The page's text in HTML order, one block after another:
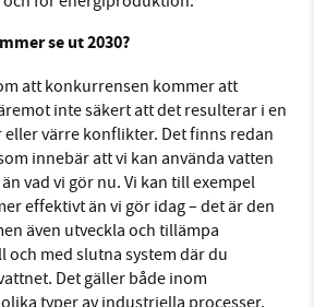
se ut 2030?
att konkurrensen kommer att
inte säkert att det resulterar i en
värre konflikter. Det finns redan
innebär att vi kan använda vatten
vad vi gör nu. Vi kan till exempel
effektivt än vi gör idag – det är den
även utveckla och tillämpa
med slutna system där du
Det gäller både inom